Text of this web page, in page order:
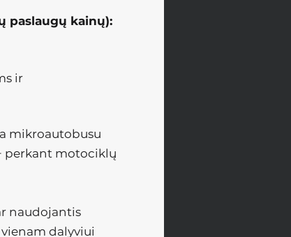
paslaugų kainų):
ir
mikroautobusu
perkant motociklų
naudojantis
dalyviui